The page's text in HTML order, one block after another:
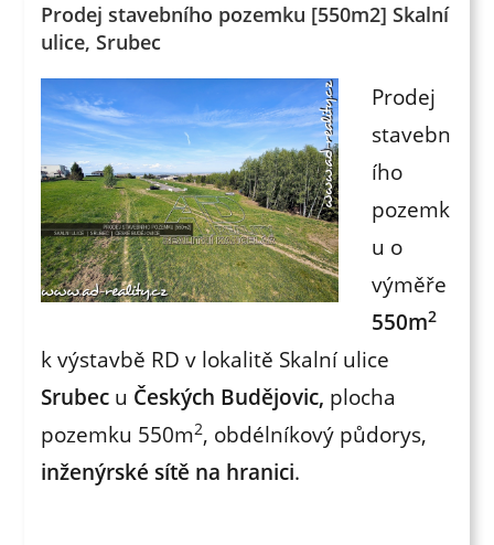
Prodej stavebního pozemku [550m2] Skalní
ulice, Srubec
Prodej
stavebn
ího
pozemk
u o
výměře
550m2
k výstavbě RD v lokalitě Skalní ulice
Srubec u Českých Budějovic, plocha
pozemku 550m2, obdélníkový půdorys,
inženýrské sítě na hranici.